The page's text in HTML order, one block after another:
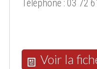
Téléphone : 03 72
Voir la